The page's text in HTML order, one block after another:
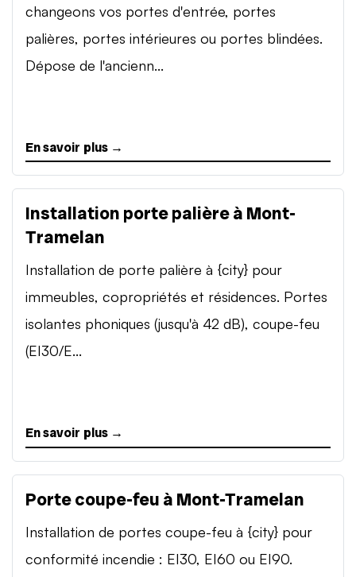
changeons vos portes d'entrée, portes
palières, portes intérieures ou portes blindées.
Dépose de l'ancienn...
En savoir plus →
Installation porte palière à Mont-
Tramelan
Installation de porte palière à {city} pour
immeubles, copropriétés et résidences. Portes
isolantes phoniques (jusqu'à 42 dB), coupe-feu
(EI30/E...
En savoir plus →
Porte coupe-feu à Mont-Tramelan
Installation de portes coupe-feu à {city} pour
conformité incendie : EI30, EI60 ou EI90.